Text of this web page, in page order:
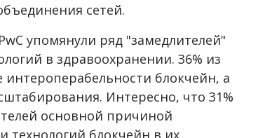
сетей.
упомянули ряд "замедлителей"
в здравоохранении. 36% из
интероперабельности блокчейн, а
Интересно, что 31%
основной причиной
технологий блокчейн в их